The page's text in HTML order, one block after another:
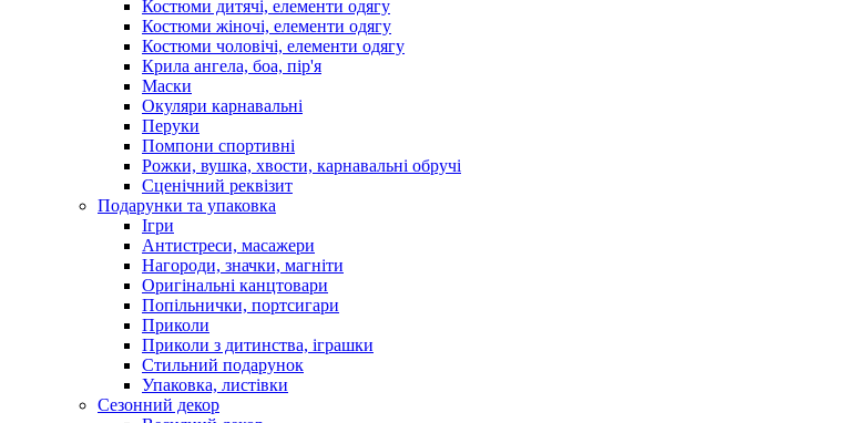
Костюми дитячі, елементи одягу
Костюми жіночі, елементи одягу
Костюми чоловічі, елементи одягу
Крила ангела, боа, пір'я
Маски
Окуляри карнавальні
Перуки
Помпони спортивні
Рожки, вушка, хвости, карнавальні обручі
Сценічний реквізит
Подарунки та упаковка
Ігри
Антистреси, масажери
Нагороди, значки, магніти
Оригінальні канцтовари
Попільнички, портсигари
Приколи
Приколи з дитинства, іграшки
Стильний подарунок
Упаковка, листівки
Сезонний декор